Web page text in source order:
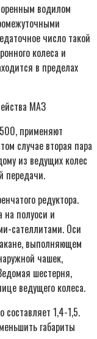
водилом
число такой
колеса и
в пределах
МАЗ
применяют
случае вторая пара
из ведущих колес
передачи.
редуктора.
на полуоси и
сателлитами. Оси
выполняющем
чашек,
шестерня,
ведущего колеса.
составляет 1,4-1,5.
габариты